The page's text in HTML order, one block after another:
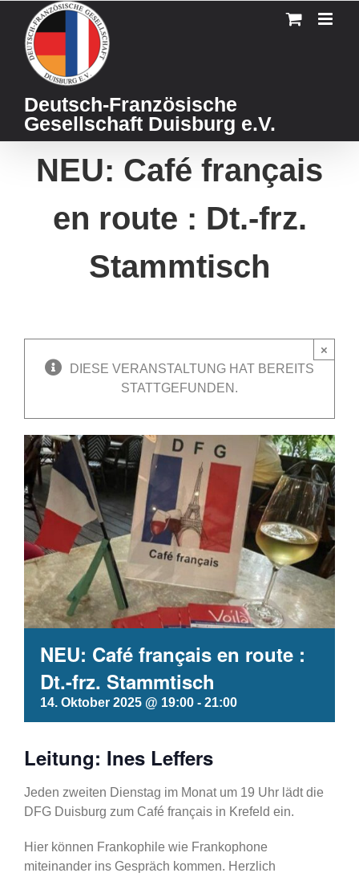
content
Deutsch-Französische
Gesellschaft Duisburg e.V.
NEU: Café français
en route : Dt.-frz.
Stammtisch
DIESE VERANSTALTUNG HAT BEREITS
STATTGEFUNDEN.
×
NEU: Café français en route :
Dt.-frz. Stammtisch
14. Oktober 2025 @ 19:00 - 21:00
Leitung: Ines Leffers
Jeden zweiten Dienstag im Monat um 19 Uhr lädt die
DFG Duisburg zum Café français in Krefeld ein.
Hier können Frankophile wie Frankophone
miteinander ins Gespräch kommen. Herzlich